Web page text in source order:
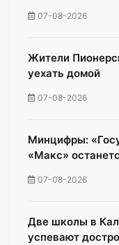
07-08-2026
Жители
уехать домой
07-08-2026
Минцифры:
«Макс»
07-08-2026
Две школы в
успевают